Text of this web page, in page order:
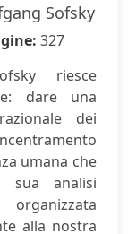
Sofsky
327
riesce
dare una
dei
umana che
sua analisi
alla nostra